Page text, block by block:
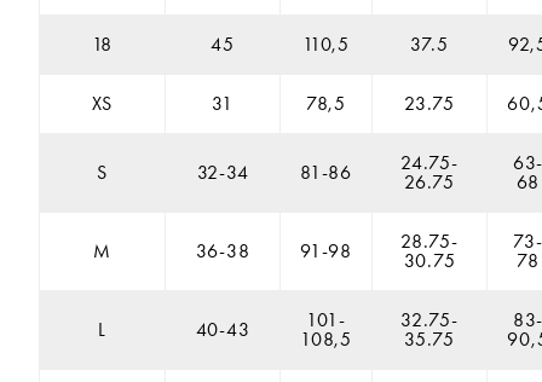
18 45 110,5 37.5
XS 31 78,5 23.75
S 32-34 81-86 24.75-
26.75 68
M 36-38 91-98 28.75-
30.75
73-
78
L 40-43 101-
108,5
32.75-
35.75